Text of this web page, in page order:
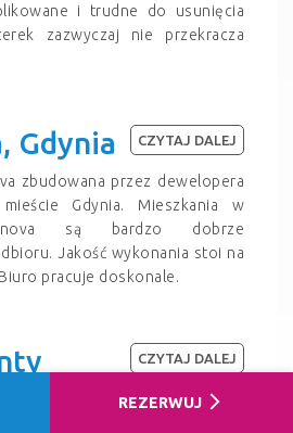
i trudne do usunięcia
zazwyczaj nie przekracza
Gdynia
zbudowana przez dewelopera
Gdynia. Mieszkania w
są bardzo dobrze
Jakość wykonania stoi na
pracuje doskonale.
CZYTAJ DALEJ
CZYTAJ DALEJ
REZERWUJ arrow_forward_ios